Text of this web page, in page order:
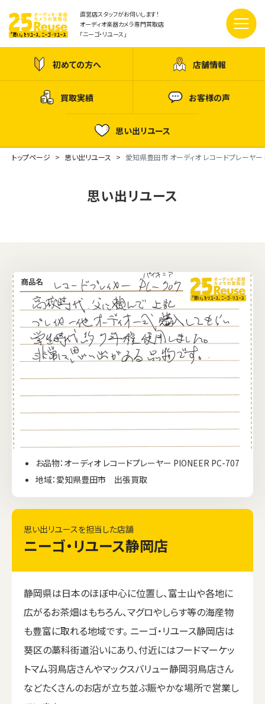
直営店スタッフがお伺いします！
オーディオ楽器カメラ専門買取店
「ニーゴ・リユース」
初めての方へ 店舗情報
買取実績 お客様の声
思い出リユース
トップページ 思い出リユース 愛知県豊田市 オーディオ レコードプレーヤ
思い出リユース
お品物：オーディオ レコードプレーヤー PIONEER PC-707
地域：愛知県豊田市 出張買取
思い出リユースを担当した店舗
ニーゴ・リユース静岡店
静岡県は日本のほぼ中心に位置し、富士山や各地に
広がるお茶畑はもちろん、マグロやしらす等の海産物
も豊富に取れる地域です。 ニーゴ・リユース静岡店は
葵区の藁科街道沿いにあり、付近にはフードマーケッ
トマム羽鳥店さんやマックスバリュー静岡羽鳥店さん
などたくさんのお店が立ち並ぶ賑やかな場所で営業し